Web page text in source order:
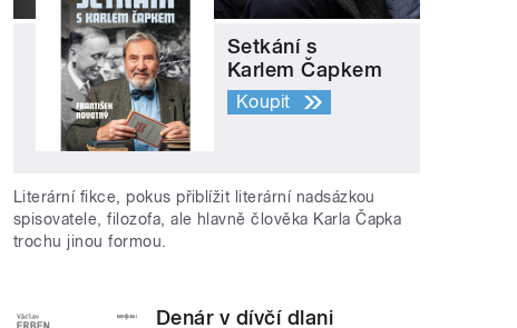
Setkání s
Karlem Čapkem
Koupit
Literární fikce, pokus přiblížit literární nadsázkou
spisovatele, filozofa, ale hlavně člověka Karla Čapka
trochu jinou formou.
Denár v dívčí dlani